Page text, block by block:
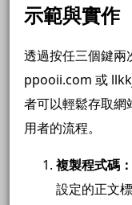
示範與實作
透過按任三個鍵兩
ppooii.com 或
者可以輕鬆存取網
用者的流程。
複製程式碼 ：
設定的正文